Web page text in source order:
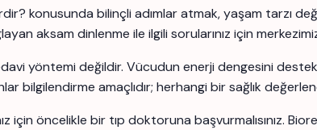
konusunda bilinçli adımlar atmak, yaşam tarzı
aksam dinlenme ile ilgili sorularınız için
yöntemi değildir. Vücudun enerji dengesini
bilgilendirme amaçlıdır; herhangi bir sağlık
için öncelikle bir tıp doktoruna başvurmalısınız.